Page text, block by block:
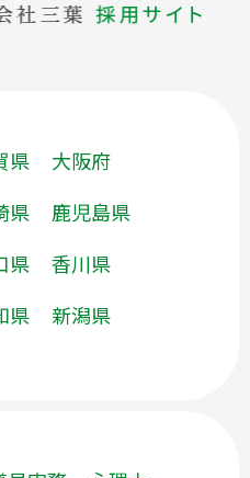
県
大阪府
県
鹿児島県
県
香川県
県
新潟県